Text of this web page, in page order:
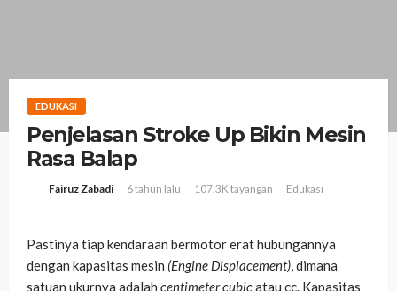
EDUKASI
Penjelasan Stroke Up Bikin Mesin
Rasa Balap
Fairuz Zabadi 6 tahun lalu 107.3K tayangan Edukasi
Pastinya tiap kendaraan bermotor erat hubungannya
dengan kapasitas mesin (Engine Displacement), dimana
satuan ukurnya adalah centimeter cubicatau cc. Kapasitas